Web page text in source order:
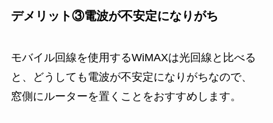
デメリット③電波が不安定になりがち
モバイル回線を使用するWiMAXは光回線と比べる
と、どうしても電波が不安定になりがちなので、
窓側にルーターを置くことをおすすめします。